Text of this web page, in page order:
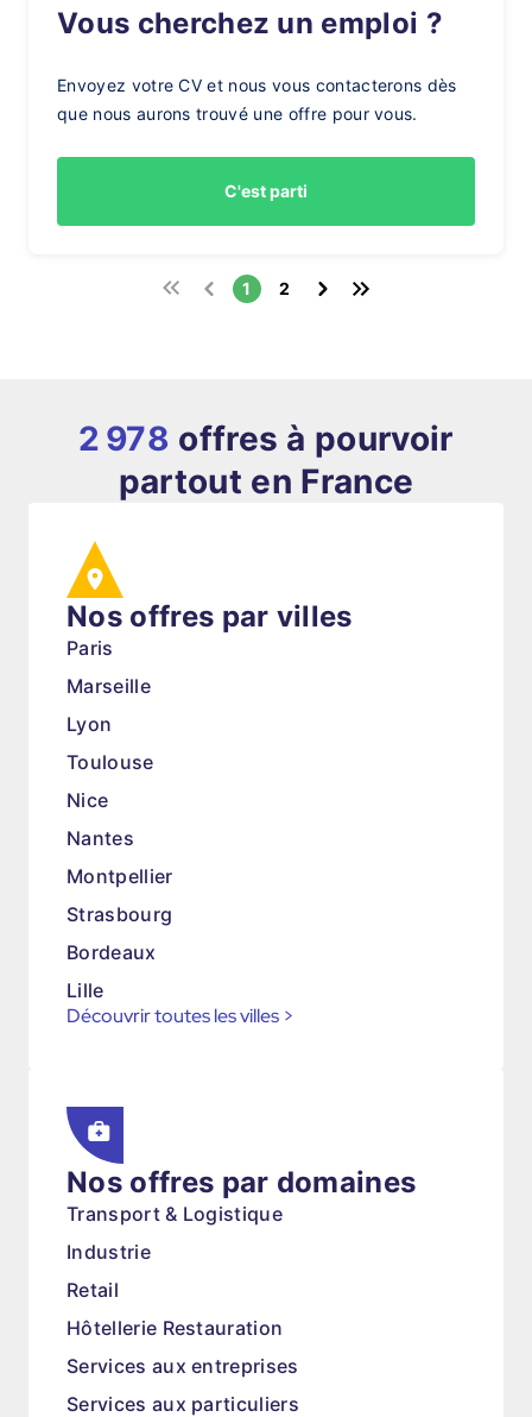
Vous cherchez un emploi ?
Envoyez votre CV et nous vous contacterons dès
que nous aurons trouvé une offre pour vous.
C'est parti
1 2
2 978 offres à pourvoir
partout en France
Nos offres par villes
Paris
Marseille
Lyon
Toulouse
Nice
Nantes
Montpellier
Strasbourg
Bordeaux
Lille
Découvrir toutes les villes >
Nos offres par domaines
Transport & Logistique
Industrie
Retail
Hôtellerie Restauration
Services aux entreprises
Services aux particuliers